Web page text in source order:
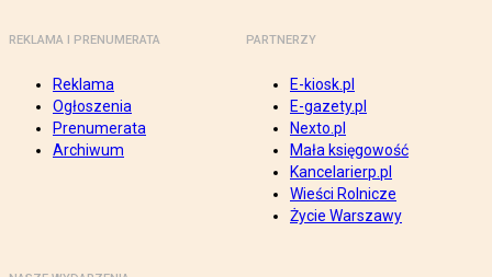
REKLAMA I PRENUMERATA
Reklama
Ogłoszenia
Prenumerata
Archiwum
PARTNERZY
E-kiosk.pl
E-gazety.pl
Nexto.pl
Mała księgowość
Kancelarierp.pl
Wieści Rolnicze
Życie Warszawy